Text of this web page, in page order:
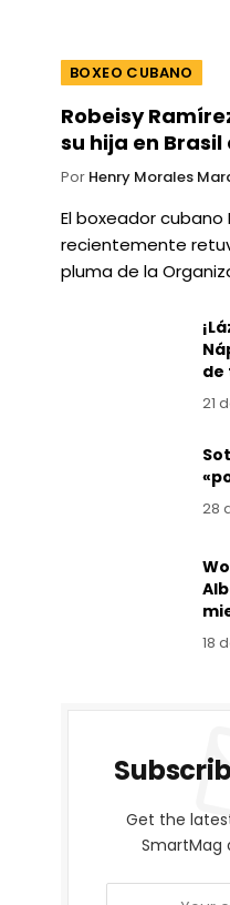
BOXEO CUBANO
Robeisy
su hija en
Por Henry Morales
El boxeador cubano
recientemente
pluma de la
de
21
28
18
Get the
SmartMag